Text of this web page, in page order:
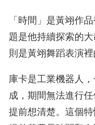
「時間」是黃翊作
題是他持續探索的
則是黃翊舞蹈表演裡
庫卡是工業機器人
成，期間無法進行
提前想清楚。這個